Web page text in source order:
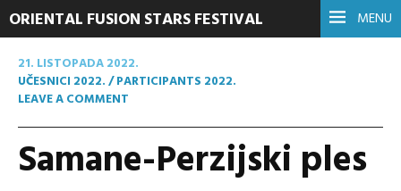
MENU
ORIENTAL FUSION STARS FESTIVAL
21. LISTOPADA 2022.
UČESNICI 2022. / PARTICIPANTS 2022.
LEAVE A COMMENT
Samane-Perzijski ples